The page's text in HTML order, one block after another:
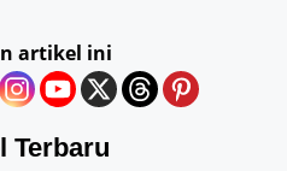
artikel ini
Terbaru